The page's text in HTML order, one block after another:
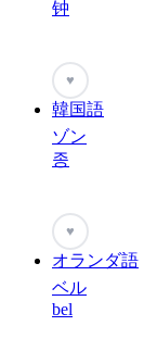
钟
♥
韓国語
ゾン
종
♥
オランダ語
ベル
bel